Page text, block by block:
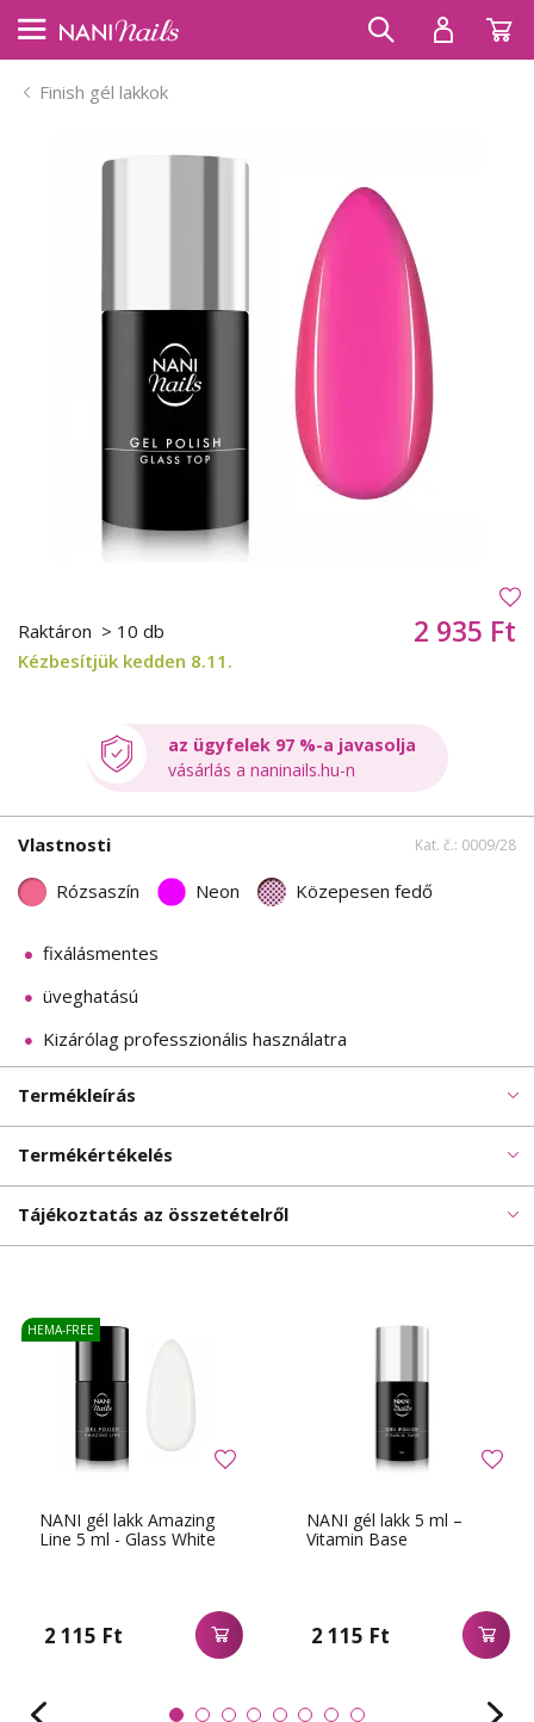
Finish gél lakkok
Raktáron > 10 db
Kézbesítjük kedden 8.11.
2 935 Ft
az ügyfelek 97 %-a javasolja
vásárlás a naninails.hu-n
Vlastnosti Kat. č.: 0009/28
Rózsaszín Neon Közepesen fedő
fixálásmentes
üveghatású
Kizárólag professzionális használatra
Termékleírás
Termékértékelés
Tájékoztatás az összetételről
NANI gél lakk Amazing
Line 5 ml - Glass White
2 115 Ft
HEMA-FREE
NANI gél lakk 5 ml –
Vitamin Base
2 115 Ft